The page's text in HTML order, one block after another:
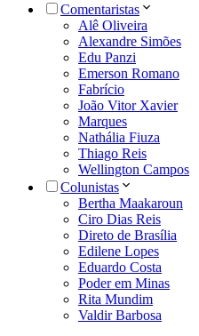
Comentaristas
Alê Oliveira
Alexandre Simões
Edu Panzi
Emerson Romano
Fabrício
João Vitor Xavier
Marques
Nathália Fiuza
Thiago Reis
Wellington Campos
Colunistas
Bertha Maakaroun
Ciro Dias Reis
Direto de Brasília
Edilene Lopes
Eduardo Costa
Poder em Minas
Rita Mundim
Valdir Barbosa